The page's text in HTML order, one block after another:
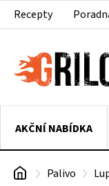
PřejítRecepty
AKČNÍ NABÍDKA
VAKUOVAČKY
DomůPalivo